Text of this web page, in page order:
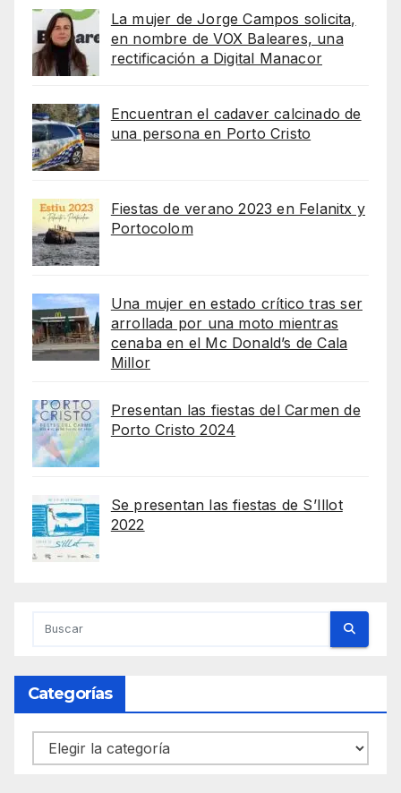
La mujer de Jorge Campos solicita,
en nombre de VOX Baleares, una
rectificación a Digital Manacor
Encuentran el cadaver calcinado de
una persona en Porto Cristo
Fiestas de verano 2023 en Felanitx y
Portocolom
Una mujer en estado crítico tras ser
arrollada por una moto mientras
cenaba en el Mc Donald’s de Cala
Millor
Presentan las fiestas del Carmen de
Porto Cristo 2024
Se presentan las fiestas de S’Illot
2022
Categorías
Categorías